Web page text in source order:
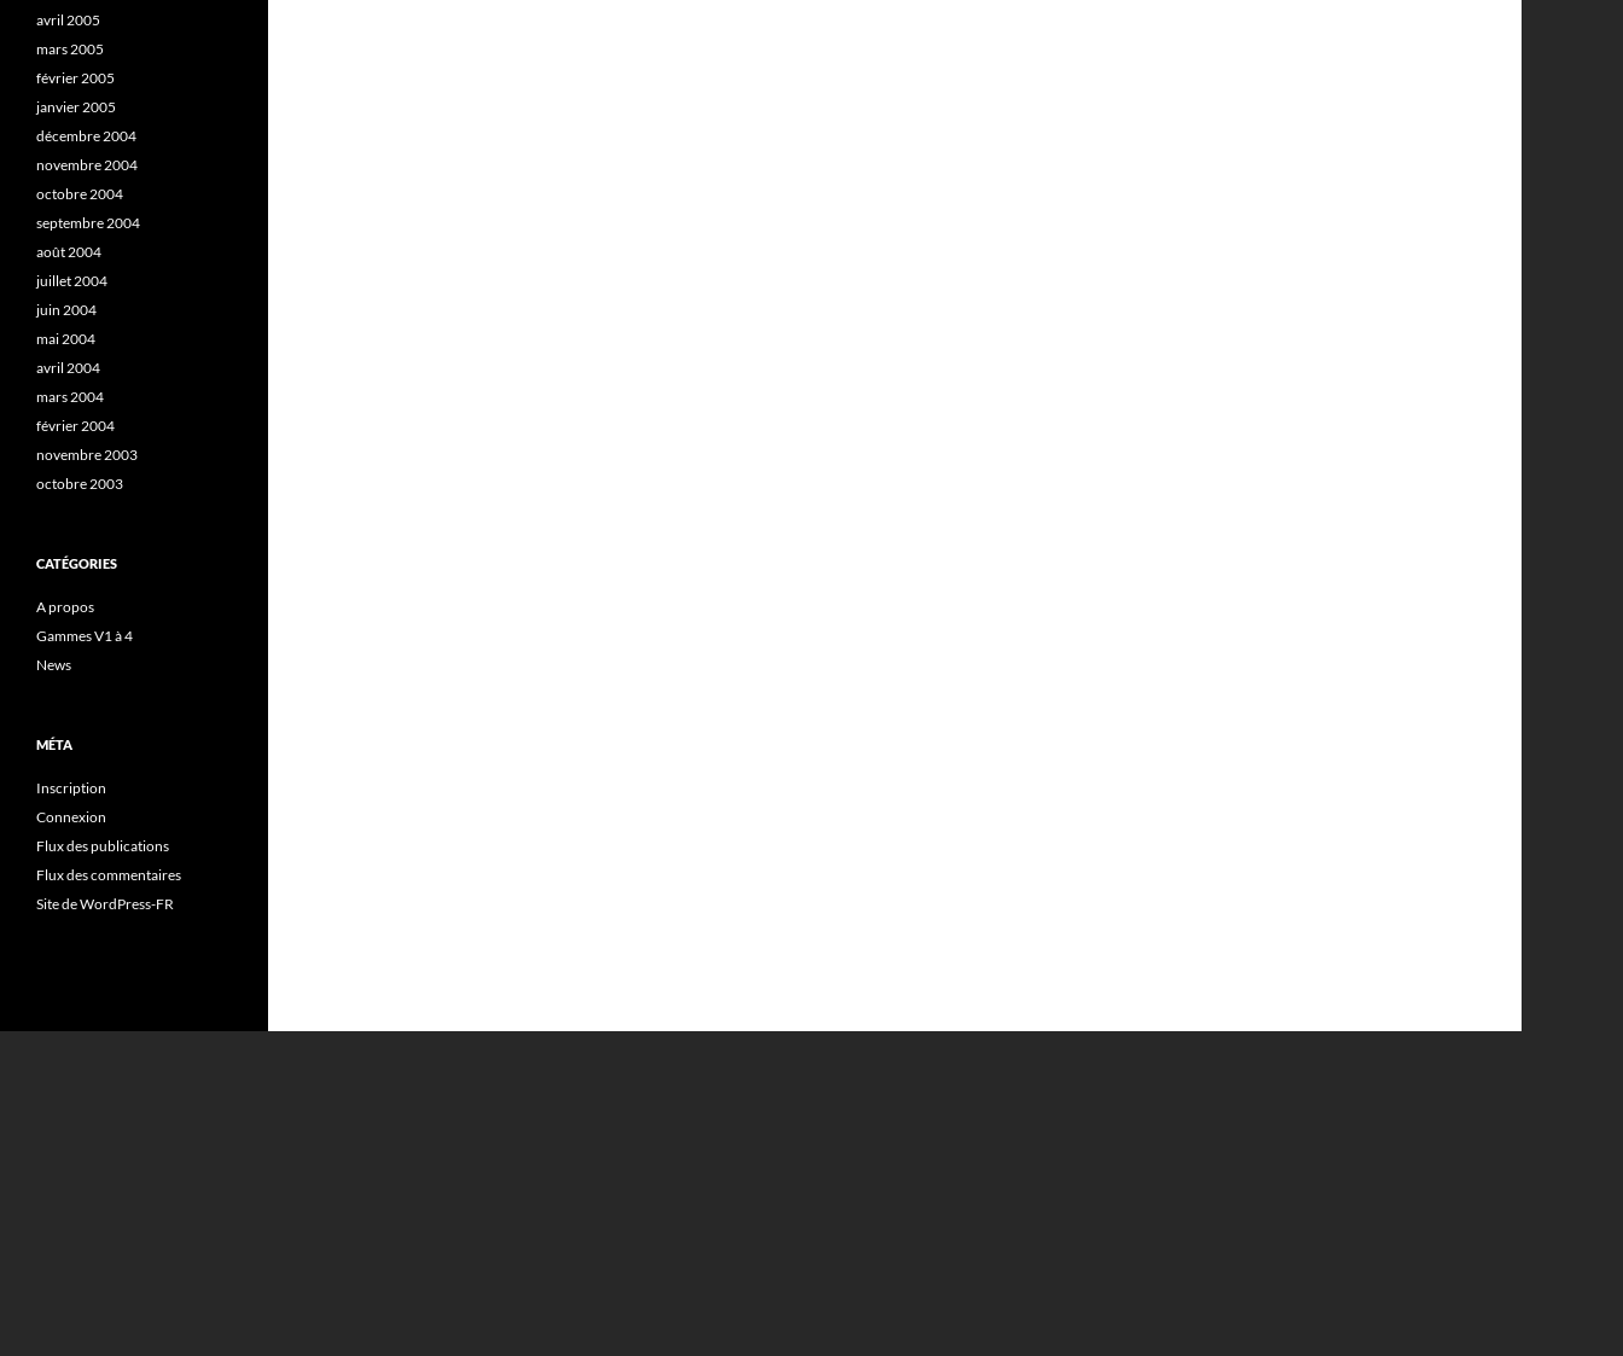
avril 2005
mars 2005
février 2005
janvier 2005
décembre 2004
novembre 2004
octobre 2004
septembre 2004
août 2004
juillet 2004
juin 2004
mai 2004
avril 2004
mars 2004
février 2004
novembre 2003
octobre 2003
CATÉGORIES
A propos
Gammes V1 à 4
News
MÉTA
Inscription
Connexion
Flux des publications
Flux des commentaires
Site de WordPress-FR